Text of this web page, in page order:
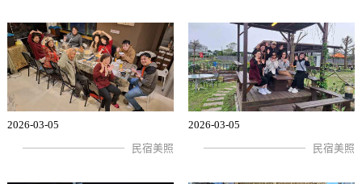
2026-03-05
民宿美照
2026-03-05
民宿美照